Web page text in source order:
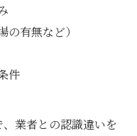
有無など）
件
業者との認識違いを